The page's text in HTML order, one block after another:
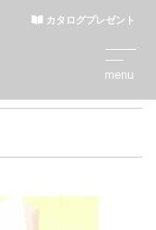
カタログプレゼント